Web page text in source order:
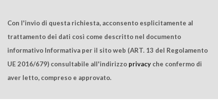
Con l'invio di questa richiesta, acconsento esplicitamente al
trattamento dei dati così come descritto nel documento
informativo Informativa per il sito web (ART. 13 del Regolamento
UE 2016/679) consultabile all'indirizzo privacy che confermo di
aver letto, compreso e approvato.